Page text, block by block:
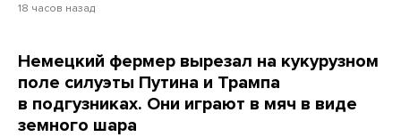
18 часов назад
Немецкий фермер вырезал на кукурузном
поле силуэты Путина и Трампа
в подгузниках. Они играют в мяч в виде
земного шара